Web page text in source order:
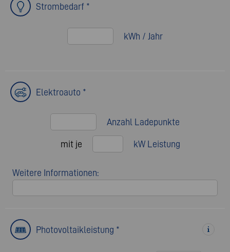
Strombedarf *
kWh / Jahr
Elektroauto *
Anzahl Ladepunkte
mit je kW Leistung
Weitere Informationen:
Photovoltaikleistung *